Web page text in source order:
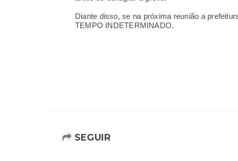
Diante disso, se na próxima reunião a
TEMPO INDETERMINADO.
SEGUIR